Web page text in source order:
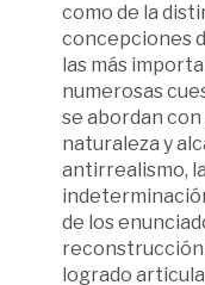
como de la
concepciones
las más
numerosas
se abordan
naturaleza y
antirrealismo,
de los
reconstrucción
logrado